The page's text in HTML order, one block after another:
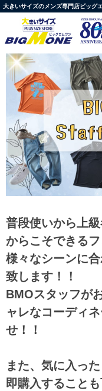
大きいサイズのメンズ専門店ビッグ
普段使いから上
からこそできる
様々なシーンに
致します！！
BMOスタッフが
ャレなコーディ
せ！！
また、気に入っ
即購入すること